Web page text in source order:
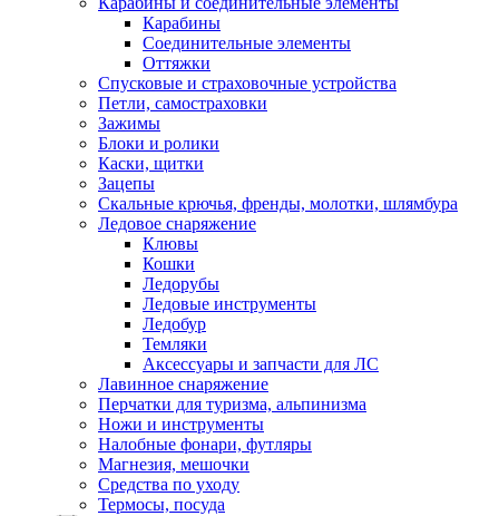
Карабины
Соединительные элементы
Оттяжки
Спусковые и страховочные устройства
Петли, самостраховки
Зажимы
Блоки и ролики
Каски, щитки
Зацепы
Скальные крючья, френды, молотки, шлямбура
Ледовое снаряжение
Клювы
Кошки
Ледорубы
Ледовые инструменты
Ледобур
Темляки
Аксессуары и запчасти для ЛС
Лавинное снаряжение
Перчатки для туризма, альпинизма
Ножи и инструменты
Налобные фонари, футляры
Магнезия, мешочки
Средства по уходу
Термосы, посуда